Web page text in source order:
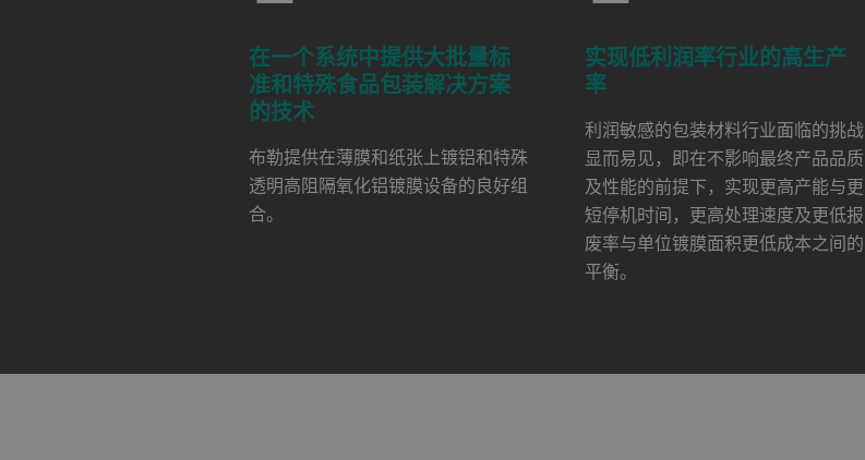
在一个系统中提供大批量标
准和特殊食品包装解决方案
的技术
布勒提供在薄膜和纸张上镀铝和特殊
透明高阻隔氧化铝镀膜设备的良好组
合。
实现低利润率行业的高生产
率
利润敏感的包装材料行业面临的挑战
显而易见，即在不影响最终产品品质
及性能的前提下，实现更高产能与更
短停机时间，更高处理速度及更低报
废率与单位镀膜面积更低成本之间的
平衡。